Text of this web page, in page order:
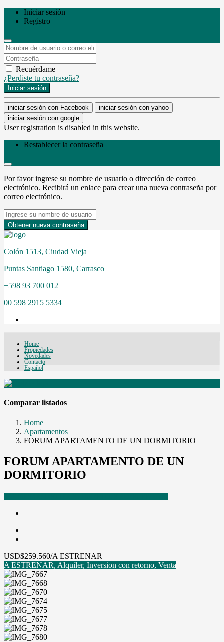
Iniciar sesión
Registro
Recuérdame
¿Perdiste tu contraseña?
Iniciar sesión
iniciar sesión con Facebook
iniciar sesión con yahoo
iniciar sesión con google
User registration is disabled in this website.
Restablecer la contraseña
Por favor ingrese su nombre de usuario o dirección de correo
electrónico. Recibirá un enlace para crear una nueva contraseña por
correo electrónico.
Obtener nueva contraseña
Colón 1513, Ciudad Vieja
Puntas Santiago 1580, Carrasco
+598 93 700 012
00 598 2915 5334
Home
Propiedades
Novedades
Contacto
Español
Comparar listados
Home
Apartamentos
FORUM APARTAMENTO DE UN DORMITORIO
FORUM APARTAMENTO DE UN
DORMITORIO
USD$259.560/A ESTRENAR
A ESTRENAR, Alquiler, Inversion con retorno, Venta